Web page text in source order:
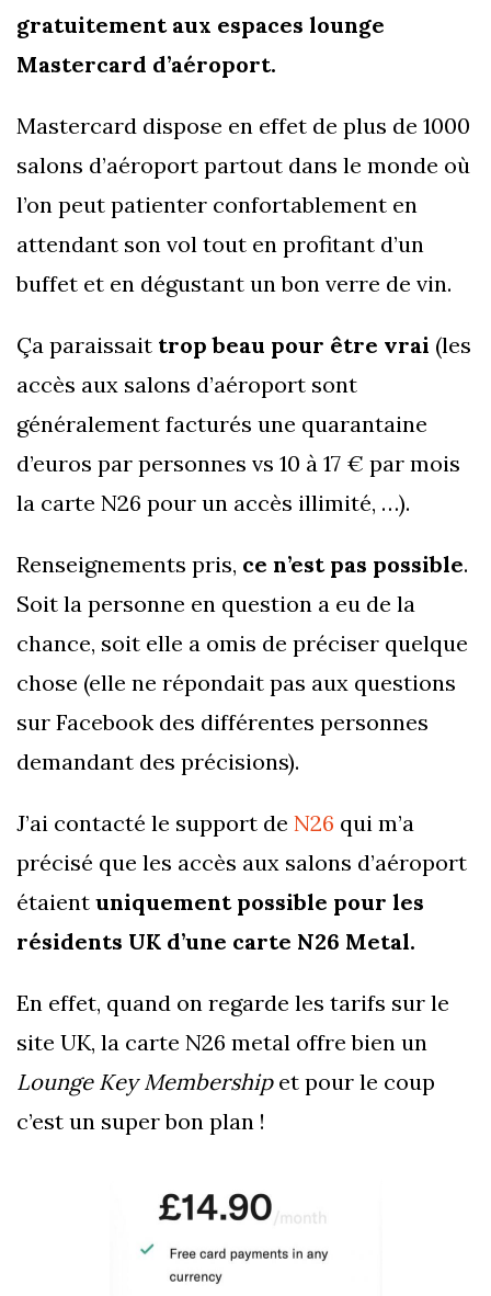
gratuitement aux espaces lounge
Mastercard d’aéroport.
Mastercard dispose en effet de plus de 1000
salons d’aéroport partout dans le monde où
l’on peut patienter confortablement en
attendant son vol tout en profitant d’un
buffet et en dégustant un bon verre de vin.
Ça paraissait trop beau pour être vrai (les
accès aux salons d’aéroport sont
généralement facturés une quarantaine
d’euros par personnes vs 10 à 17 € par mois
la carte N26 pour un accès illimité, …).
Renseignements pris, ce n’est pas possible.
Soit la personne en question a eu de la
chance, soit elle a omis de préciser quelque
chose (elle ne répondait pas aux questions
sur Facebook des différentes personnes
demandant des précisions).
J’ai contacté le support de N26 qui m’a
précisé que les accès aux salons d’aéroport
étaient uniquement possible pour les
résidents UK d’une carte N26 Metal.
En effet, quand on regarde les tarifs sur le
site UK, la carte N26 metal offre bien un
Lounge Key Membershipet pour le coup
c’est un super bon plan !